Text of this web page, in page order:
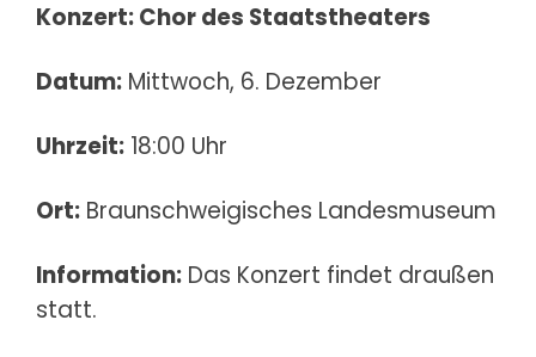
Konzert: Chor des Staatstheaters
Datum: Mittwoch, 6. Dezember
Uhrzeit: 18:00 Uhr
Ort: Braunschweigisches Landesmuseum
Information: Das Konzert findet draußen
statt.